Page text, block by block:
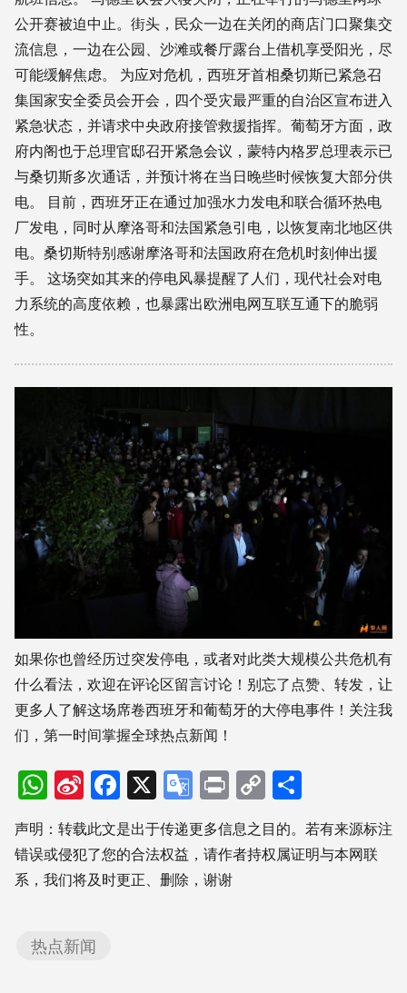
公开赛被迫中止。街头，民众一边在关闭的商店门口聚集交
流信息，一边在公园、沙滩或餐厅露台上借机享受阳光，尽
可能缓解焦虑。 为应对危机，西班牙首相桑切斯已紧急召
集国家安全委员会开会，四个受灾最严重的自治区宣布进入
紧急状态，并请求中央政府接管救援指挥。葡萄牙方面，政
府内阁也于总理官邸召开紧急会议，蒙特内格罗总理表示已
与桑切斯多次通话，并预计将在当日晚些时候恢复大部分供
电。 目前，西班牙正在通过加强水力发电和联合循环热电
厂发电，同时从摩洛哥和法国紧急引电，以恢复南北地区供
电。桑切斯特别感谢摩洛哥和法国政府在危机时刻伸出援
手。 这场突如其来的停电风暴提醒了人们，现代社会对电
力系统的高度依赖，也暴露出欧洲电网互联互通下的脆弱
性。
如果你也曾经历过突发停电，或者对此类大规模公共危机有
什么看法，欢迎在评论区留言讨论！别忘了点赞、转发，让
更多人了解这场席卷西班牙和葡萄牙的大停电事件！关注我
们，第一时间掌握全球热点新闻！
WhatsApp
Sina
Weibo
Facebook
X Google
Translate
PrintCopy
Link享
声明：转载此文是出于传递更多信息之目的。若有来源标注
错误或侵犯了您的合法权益，请作者持权属证明与本网联
系，我们将及时更正、删除，谢谢
热点新闻